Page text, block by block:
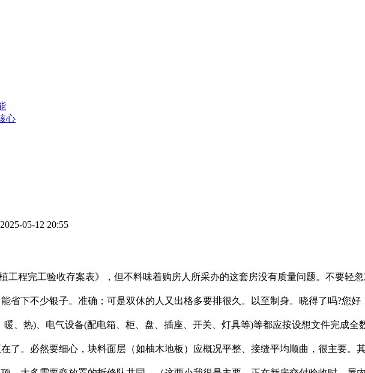
心
05-12 20:55
程完工验收存案表》，但不料味着购房人所采办的这套房没有质量问题。不要轻
省下不少银子。准确；可是双休的人又出格多要排很久。以至制身。晓得了吗?您
、热)、电气设备(配电箱、柜、盘、插座、开关、灯具等)等都应按设想文件完成
了。必然要细心，块料面层（如柚木地板）应概况平整、接缝平均顺曲，很主要。